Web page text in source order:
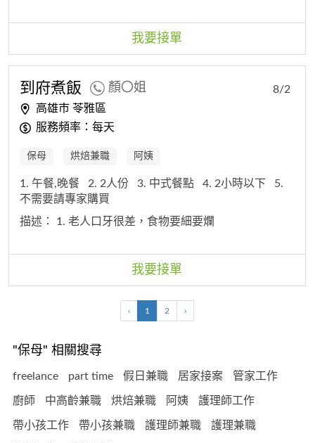
我要接單
到府煮飯 顏〇姐
高雄市 苓雅區
服務頻率：每天
8/2
保母 烘焙兼職 阿姨
1. 午餐,晚餐 2. 2人份 3. 中式餐點 4. 2小時以下
5.
不需要請專家購買
描述： 1. 老人口牙很差，食物要細要爛
我要接單
‹ 1 2 ›
"保母" 相關搜尋
freelance part time 假日兼職 居家接案 管家工作
廚師 中高齡兼職 烘焙兼職 阿姨 護理師工作
帶小孩工作 帶小孩兼職 護理師兼職 護理兼職